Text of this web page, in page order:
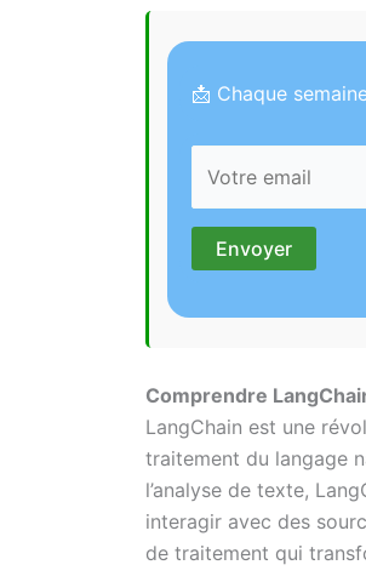
📩 Chaque
Comprendre
LangChain est une
traitement du langage
l’analyse de texte,
interagir avec des
de traitement qui